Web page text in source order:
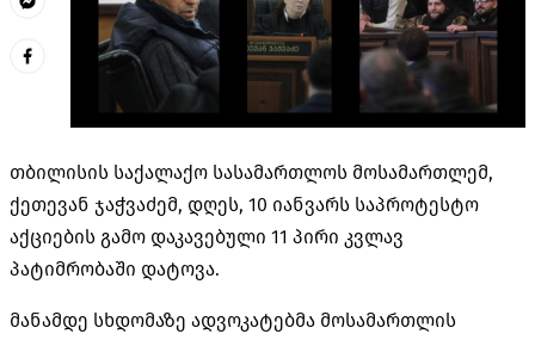
თბილისის საქალაქო სასამართლოს მოსამართლემ,
ქეთევან ჯაჭვაძემ, დღეს, 10 იანვარს საპროტესტო
აქციების გამო დაკავებული 11 პირი კვლავ
პატიმრობაში დატოვა.
მანამდე სხდომაზე ადვოკატებმა მოსამართლის